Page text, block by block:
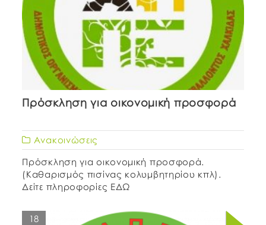
Πρόσκληση για οικονομική προσφορά
Ανακοινώσεις
Πρόσκληση για οικονομική προσφορά.
(Καθαρισμός πισίνας κολυμβητηρίου κπλ).
Δείτε πληροφορίες ΕΔΩ
18